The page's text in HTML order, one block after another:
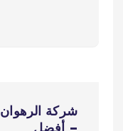
شركة الرهوان